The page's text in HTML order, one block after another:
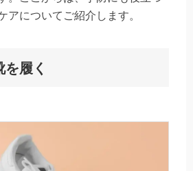
アについてご紹介します。
履く